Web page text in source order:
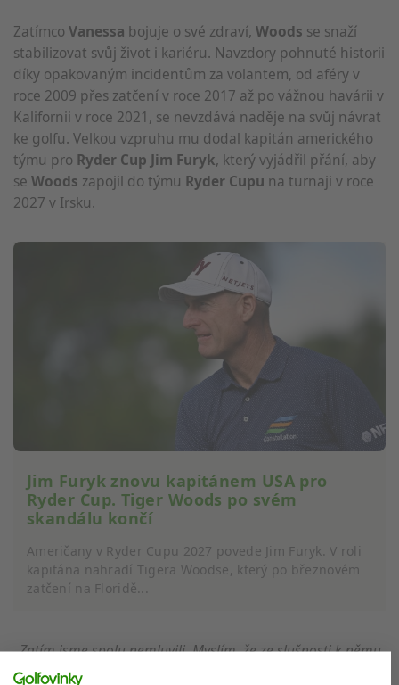
Zatímco Vanessa bojuje o své zdraví, Woods se snaží
stabilizovat svůj život i kariéru. Navzdory pohnuté historii
díky opakovaným incidentům za volantem, od aféry v
roce 2009 přes zatčení v roce 2017 až po vážnou havárii v
Kalifornii v roce 2021, se nevzdává naděje na svůj návrat
ke golfu. Velkou vzpruhu mu dodal kapitán amerického
týmu pro Ryder Cup Jim Furyk, který vyjádřil přání, aby
se Woods zapojil do týmu Ryder Cupu na turnaji v roce
2027 v Irsku.
Jim Furyk znovu kapitánem USA pro
Ryder Cup. Tiger Woods po svém
skandálu končí
Američany v Ryder Cupu 2027 povede Jim Furyk. V roli
kapitána nahradí Tigera Woodse, který po březnovém
zatčení na Floridě...
„Zatím jsme spolu nemluvili. Myslím, že ze slušnosti k němu
a jeho rodině, a protože vím o jeho cestě k uzdravení, jsem